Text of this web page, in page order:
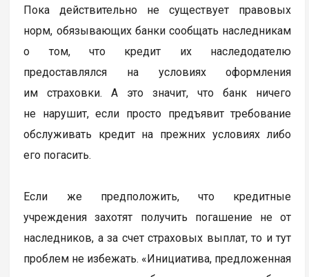
Пока действительно не существует правовых
норм, обязывающих банки сообщать наследникам
о том, что кредит их наследодателю
предоставлялся на условиях оформления
им страховки. А это значит, что банк ничего
не нарушит, если просто предъявит требование
обслуживать кредит на прежних условиях либо
его погасить.
Если же предположить, что кредитные
учреждения захотят получить погашение не от
наследников, а за счет страховых выплат, то и тут
проблем не избежать. «Инициатива, предложенная